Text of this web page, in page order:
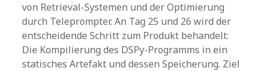
von Retrieval-Systemen und der Optimierung
durch Teleprompter. An Tag 25 und 26 wird der
entscheidende Schritt zum Produkt behandelt:
Die Kompilierung des DSPy-Programms in ein
statisches Artefakt und dessen Speicherung. Ziel